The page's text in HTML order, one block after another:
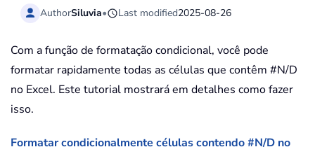
AuthorSiluvia• Last modified2025-08-26
Com a função de formatação condicional, você pode
formatar rapidamente todas as células que contêm #N/D
no Excel. Este tutorial mostrará em detalhes como fazer
isso.
Formatar condicionalmente células contendo #N/D no